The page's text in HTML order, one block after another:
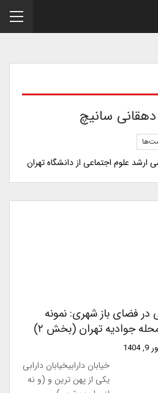
سانیچ
ارشد علوم اجتماعی از دانشگاه تهران
فضای باز شهری: نمونه
جوادیه تهران (بخش ۲)
خیابان دارابیخیابان دارابی
یکی از پهن ترین و (و نه